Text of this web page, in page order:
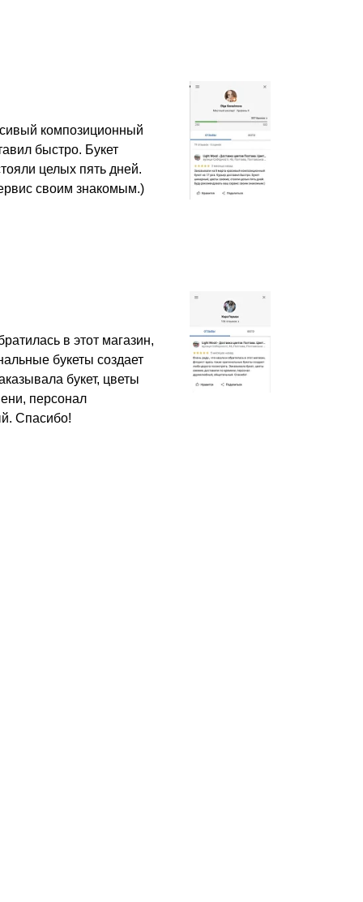
композиционный
быстро. Букет
целых пять дней.
своим знакомым.)
в этот магазин,
букеты создает
букет, цветы
персонал
Спасибо!